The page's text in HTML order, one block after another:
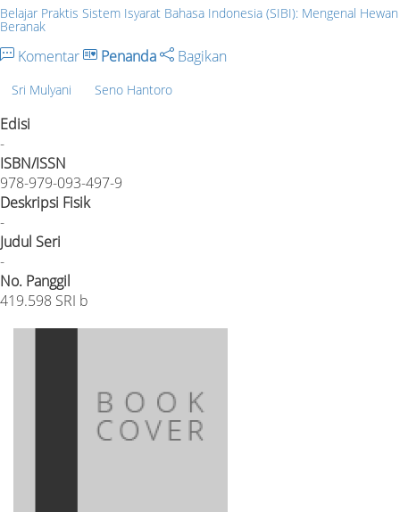
Belajar Praktis Sistem Isyarat Bahasa Indonesia (SIBI): Mengenal Hewan
Beranak
Komentar Penanda Bagikan
Sri Mulyani Seno Hantoro
Edisi
-
ISBN/ISSN
978-979-093-497-9
Deskripsi Fisik
-
Judul Seri
-
No. Panggil
419.598 SRI b